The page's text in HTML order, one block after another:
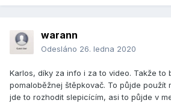
warann
Odesláno 26. ledna 2020
Karlos, díky za info i za to video. Takže to
pomaloběžnej štěpkovač. To půjde použít
jde to rozhodit slepicícím, asi to půjde v